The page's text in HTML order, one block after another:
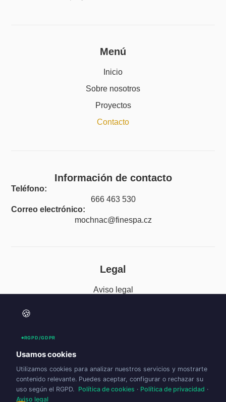
Menú
Inicio
Sobre nosotros
Proyectos
Contacto
Información de contacto
Teléfono:
666 463 530
Correo electrónico:
mochnac@finespa.cz
Legal
Aviso legal
🍪
RGPD/GDPR
Usamos cookies
Utilizamos cookies para analizar nuestros servicios y mostrarte
contenido relevante. Puedes aceptar, configurar o rechazar su
uso según el RGPD. Política de cookies · Política de privacidad ·
Aviso legal